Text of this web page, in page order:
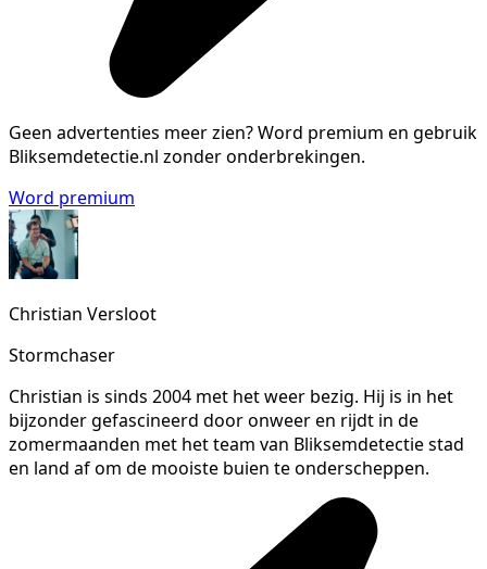
Geen advertenties meer zien?Word premium en gebruik
Bliksemdetectie.nl zonder onderbrekingen.
Word premium
Christian Versloot
Stormchaser
Christian is sinds 2004 met het weer bezig. Hij is in het
bijzonder gefascineerd door onweer en rijdt in de
zomermaanden met het team van Bliksemdetectie stad
en land af om de mooiste buien te onderscheppen.